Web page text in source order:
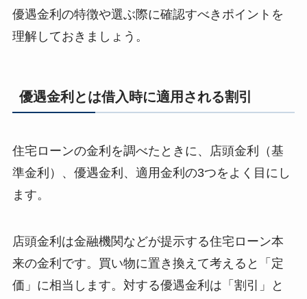
優遇金利の特徴や選ぶ際に確認すべきポイントを
理解しておきましょう。
優遇金利とは借入時に適用される割引
住宅ローンの金利を調べたときに、店頭金利（基
準金利）、優遇金利、適用金利の3つをよく目にし
ます。
店頭金利は金融機関などが提示する住宅ローン本
来の金利です。買い物に置き換えて考えると「定
価」に相当します。対する優遇金利は「割引」と